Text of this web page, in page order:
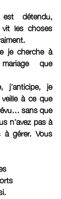
détendu,
les choses
je cherche à
que
j’anticipe, je
à ce que
sans que
n’avez pas à
à gérer. Vous